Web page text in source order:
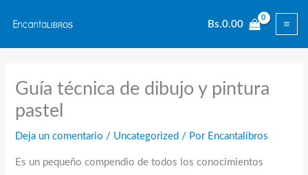
contenido
Bs.0.00
Guía técnica de dibujo y pintura
pastel
Deja un comentario / Uncategorized / Por Encantalibros
Es un pequeño compendio de todos los conocimientos